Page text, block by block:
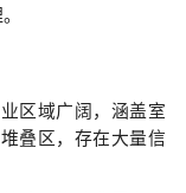
区域广阔，涵盖室
叠区，存在大量信